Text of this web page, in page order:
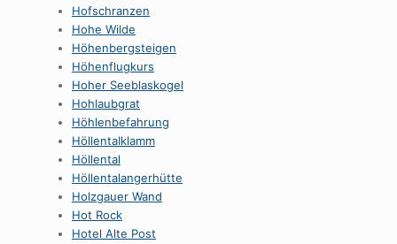
Hofschranzen
Hohe Wilde
Höhenbergsteigen
Höhenflugkurs
Hoher Seeblaskogel
Hohlaubgrat
Höhlenbefahrung
HöllentaIklamm
Höllental
Höllentalangerhütte
Holzgauer Wand
Hot Rock
Hotel Alte Post